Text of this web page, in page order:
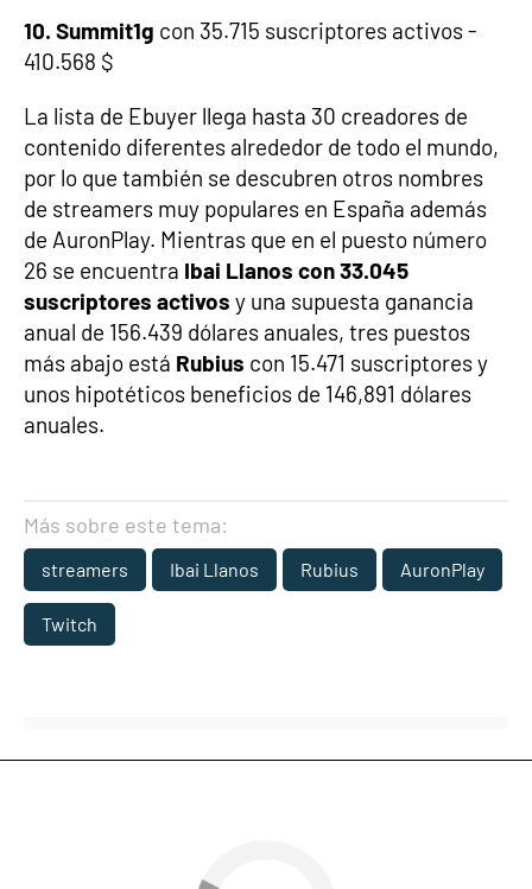
10. Summit1g con 35.715 suscriptores activos -
410.568 $
La lista de Ebuyer llega hasta 30 creadores de
contenido diferentes alrededor de todo el mundo,
por lo que también se descubren otros nombres
de streamers muy populares en España además
de AuronPlay. Mientras que en el puesto número
26 se encuentra Ibai Llanos con 33.045
suscriptores activos y una supuesta ganancia
anual de 156.439 dólares anuales, tres puestos
más abajo está Rubius con 15.471 suscriptores y
unos hipotéticos beneficios de 146,891 dólares
anuales.
Más sobre este tema:
streamers Ibai Llanos Rubius AuronPlay
Twitch